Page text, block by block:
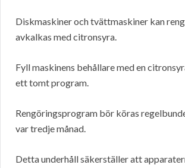
Diskmaskiner och tvättmaskiner kan
avkalkas med citronsyra.
Fyll maskinens behållare med en
ett tomt program.
Rengöringsprogram bör köras
var tredje månad.
Detta underhåll säkerställer att